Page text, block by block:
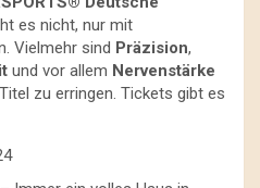
es nicht, nur mit
Vielmehr sind Präzision,
und vor allem Nervenstärke
zu erringen. Tickets gibt es